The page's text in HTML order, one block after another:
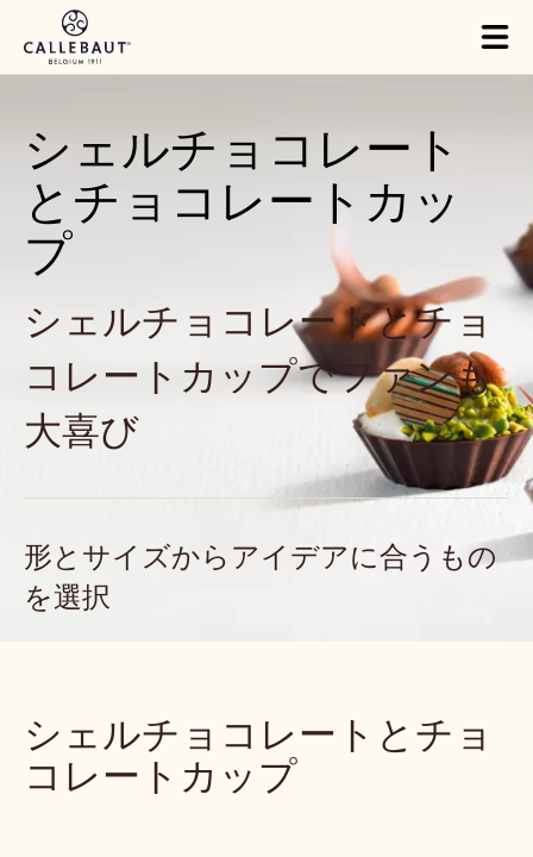
Skip to main content
シェルチョコレート
とチョコレートカッ
プ
シェルチョコレートとチョ
コレートカップでファンも
大喜び
形とサイズからアイデアに合うもの
を選択
シェルチョコレートとチョ
コレートカップ